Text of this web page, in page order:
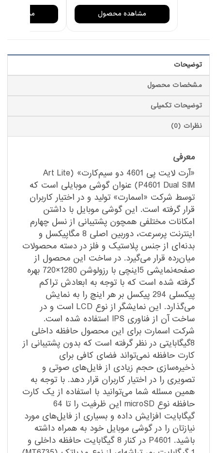
مشاهده محصول مشاهده
توضیحات
مشخصات محصول
توضیحات تکمیلی
نظرات (0)
معرفی
«آرت لایت پی 4601 دو سیم‌کارت» (Art Lite
P4601 Dual SIM) عنوان گوشی موبایلی است که
توسط شرکت «اسمارت» تولید و در اختیار کاربران
قرار گرفته است. این گوشی موبایل با داشتن
امکانات مختلفی همچون پشتیبانی از نسل چهارم
اینترنت پرسرعت، دوربین اصلی 8 مگاپیکسل و
بدنه‌ای از جنس پلاستیک و فلز در دسته محصولات
میان‌رده قرار می‌گیرد. در ساخت این محصول از
صفحه‌نمایشی 5اینچی با رزولوشن 1280×720 بهره
گرفته شده است که با توجه به ابعادش تراکم
پیکسلی 294 پیکسل بر هر اینچ را به نمایش
می‌گذارد. این نمایشگر از نوع LCD است و در
ساخت آن از فناوری IPS استفاده شده است.
شرکت اسمارت برای این محصول حافظه داخلی
8گیگابایتی در نظر گرفته است که بدون پشتیبانی از
کارت حافظه نمی‌تواند فضای کافی برای
ذخیره‌سازی حجم زیادی از فایل‌های صوتی و
تصویری را در اختیار کاربران قرار دهد. با توجه به
همین مسئله شما می‌توانید با استفاده از یک کارت
حافظه نوع microSD این ظرفیت را تا 64
گیگابایت افزایش داده و بسیاری از فایل‌های مورد
نیازتان را در گوشی موبایل خود به همراه داشته
باشید. P4601 در کنار 8 گیگابایت حافظه داخلی و